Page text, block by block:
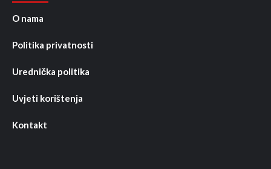
O nama
Politika privatnosti
Urednička politika
Uvjeti korištenja
Kontakt